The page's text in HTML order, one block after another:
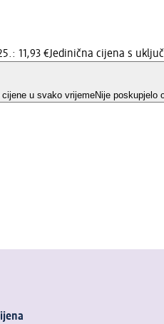
11,93 €Jedinična cijena s
cijene u svako vrijemeNije poskupjelo